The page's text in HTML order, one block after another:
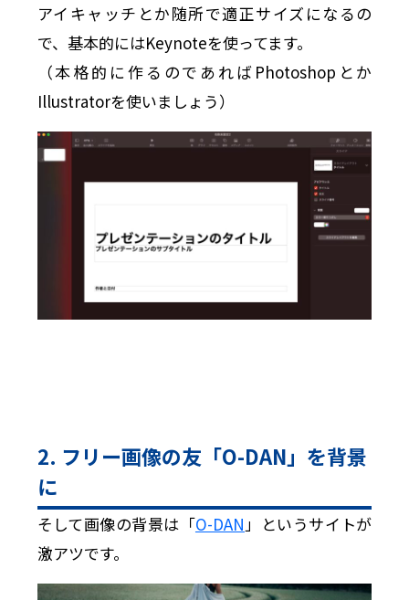
アイキャッチとか随所で適正サイズになるの
で、基本的にはKeynoteを使ってます。
（本格的に作るのであればPhotoshopとか
Illustratorを使いましょう）
2. フリー画像の友「O-DAN」を背景
に
そして画像の背景は「O-DAN」というサイトが
激アツです。